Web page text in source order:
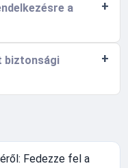
a
biztonsági
Fedezze fel a